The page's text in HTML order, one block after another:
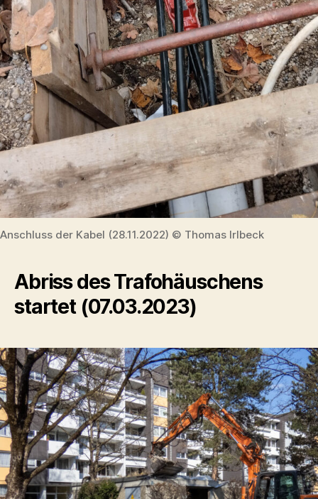
Anschluss der Kabel (28.11.2022) © Thomas Irlbeck
Abriss des Trafohäuschens
startet (07.03.2023)